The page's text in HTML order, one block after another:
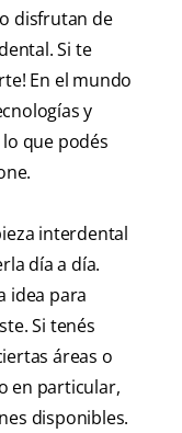
disfrutan de
Si te
En el mundo
y
que podés
interdental
día a día.
idea para
Si tenés
áreas o
en particular,
disponibles.